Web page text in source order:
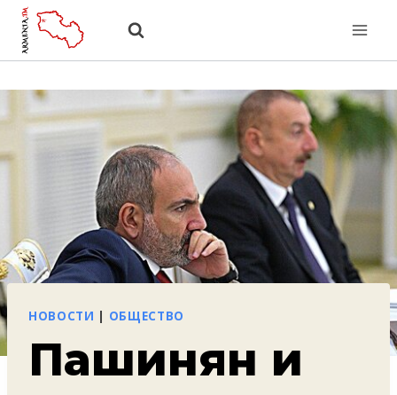
Перейти
НОВОСТИ ОБЩЕСТВО
Пашинян и